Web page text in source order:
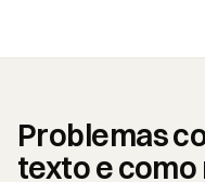
Problemas
texto e